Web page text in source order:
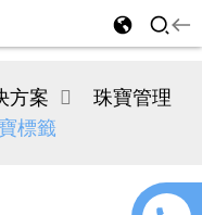
方案
珠寶管理
標籤